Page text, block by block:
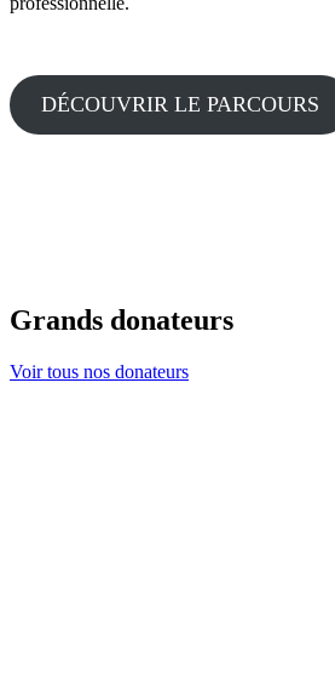
DÉCOUVRIR LE PARCOURS
Grands donateurs
Voir tous nos donateurs